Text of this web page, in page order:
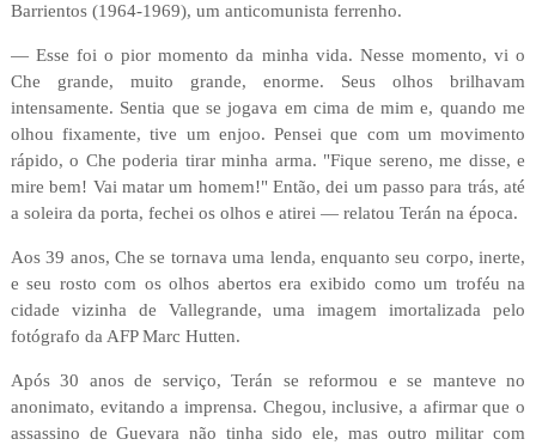
Barrientos (1964-1969), um anticomunista ferrenho.
— Esse foi o pior momento da minha vida. Nesse momento, vi o
Che grande, muito grande, enorme. Seus olhos brilhavam
intensamente. Sentia que se jogava em cima de mim e, quando me
olhou fixamente, tive um enjoo. Pensei que com um movimento
rápido, o Che poderia tirar minha arma. "Fique sereno, me disse, e
mire bem! Vai matar um homem!" Então, dei um passo para trás, até
a soleira da porta, fechei os olhos e atirei — relatou Terán na época.
Aos 39 anos, Che se tornava uma lenda, enquanto seu corpo, inerte,
e seu rosto com os olhos abertos era exibido como um troféu na
cidade vizinha de Vallegrande, uma imagem imortalizada pelo
fotógrafo da AFP Marc Hutten.
Após 30 anos de serviço, Terán se reformou e se manteve no
anonimato, evitando a imprensa. Chegou, inclusive, a afirmar que o
assassino de Guevara não tinha sido ele, mas outro militar com